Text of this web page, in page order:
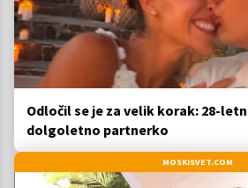
Odločil se je za velik korak: 28-
dolgoletno partnerko
MOSKISVET.COM